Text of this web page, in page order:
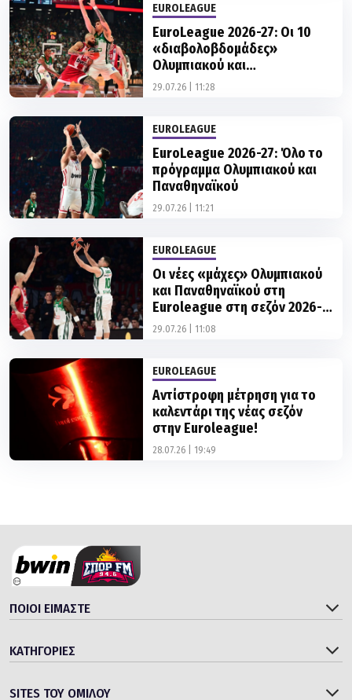
EUROLEAGUE
EuroLeague 2026-27: Οι 10
«διαβολοβδομάδες»
Ολυμπιακού και
Παναθηναϊκού
29.07.26 | 11:28
EUROLEAGUE
EuroLeague 2026-27: Όλο το
πρόγραμμα Ολυμπιακού και
Παναθηναϊκού
29.07.26 | 11:21
EUROLEAGUE
Οι νέες «μάχες» Ολυμπιακού
και Παναθηναϊκού στη
Euroleague στη σεζόν 2026-
2027
29.07.26 | 11:08
EUROLEAGUE
Αντίστροφη μέτρηση για το
καλεντάρι της νέας σεζόν
στην Euroleague!
28.07.26 | 19:49
ΠΟΙΟΙ ΕΙΜΑΣΤΕ
ΚΑΤΗΓΟΡΙΕΣ
SITES ΤΟΥ ΟΜΙΛΟΥ